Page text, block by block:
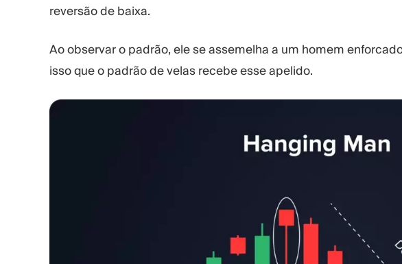
reversão de baixa.
Ao observar o padrão, ele se assemelha a um homem
isso que o padrão de velas recebe esse apelido.